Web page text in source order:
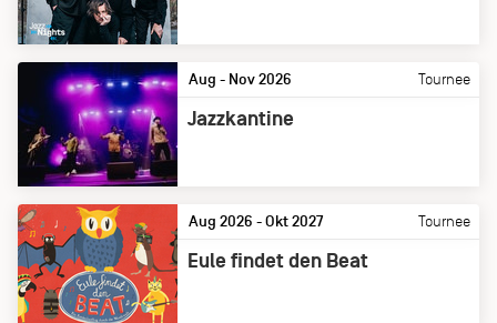
Tournee
Aug - Nov 2026
Jazzkantine
Tournee
Aug 2026 - Okt 2027
Eule findet den Beat